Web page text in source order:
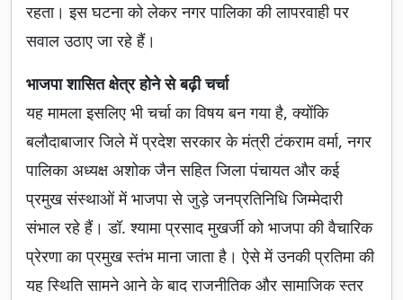
रहता। इस घटना को लेकर नगर पालिका की लापरवाही पर
सवाल उठाए जा रहे हैं।
भाजपा शासित क्षेत्र होने से बढ़ी चर्चा
यह मामला इसलिए भी चर्चा का विषय बन गया है, क्योंकि
बलौदाबाजार जिले में प्रदेश सरकार के मंत्री टंकराम वर्मा, नगर
पालिका अध्यक्ष अशोक जैन सहित जिला पंचायत और कई
प्रमुख संस्थाओं में भाजपा से जुड़े जनप्रतिनिधि जिम्मेदारी
संभाल रहे हैं। डॉ. श्यामा प्रसाद मुखर्जी को भाजपा की वैचारिक
प्रेरणा का प्रमुख स्तंभ माना जाता है। ऐसे में उनकी प्रतिमा की
यह स्थिति सामने आने के बाद राजनीतिक और सामाजिक स्तर